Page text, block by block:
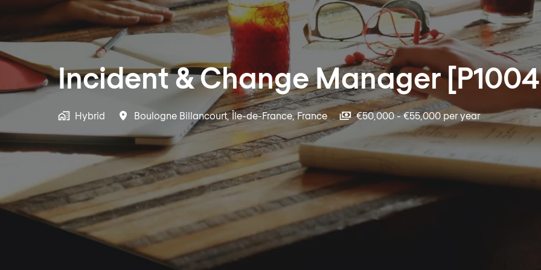
Incident & Change Manager
Hybrid Boulogne Billancourt, Île-de-France, France €50,000 - €55,000 per year